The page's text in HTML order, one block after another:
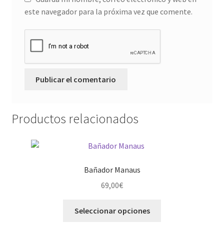
este navegador para la próxima vez que comente.
Productos relacionados
Bañador Manaus
69,00€
Seleccionar opciones